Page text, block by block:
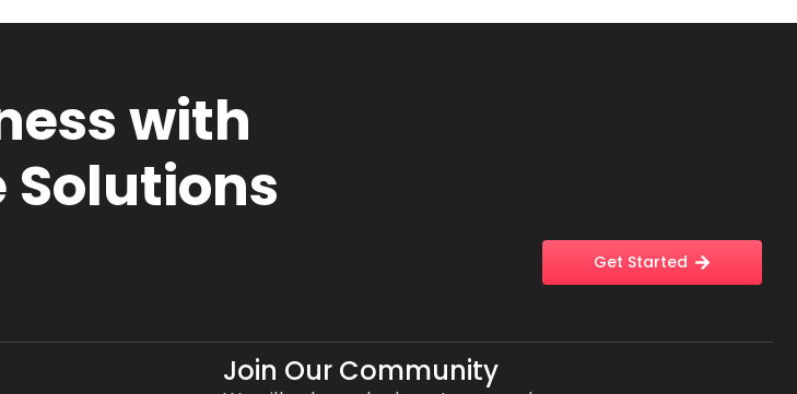
with
Get Started
Join Our Community